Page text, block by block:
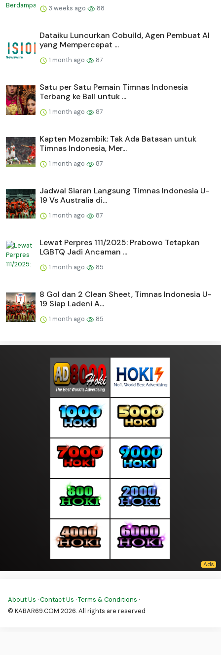
3 weeks ago 88
Dataiku Luncurkan Cobuild, Agen Pembuat AI
yang Mempercepat ...
1 month ago 87
Satu per Satu Pemain Timnas Indonesia
Terbang ke Bali untuk ...
1 month ago 87
Kapten Mozambik: Tak Ada Batasan untuk
Timnas Indonesia, Mer...
1 month ago 87
Jadwal Siaran Langsung Timnas Indonesia U-
19 Vs Australia di...
1 month ago 87
Lewat Perpres 111/2025: Prabowo Tetapkan
LGBTQ Jadi Ancaman ...
1 month ago 85
8 Gol dan 2 Clean Sheet, Timnas Indonesia U-
19 Siap Ladeni A...
1 month ago 85
About Us ·Contact Us ·Terms & Conditions ·
© KABAR69.COM 2026. All rights are reserved